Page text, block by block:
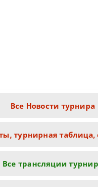
Все Новости турнира
турнирная таблица,
Все трансляции